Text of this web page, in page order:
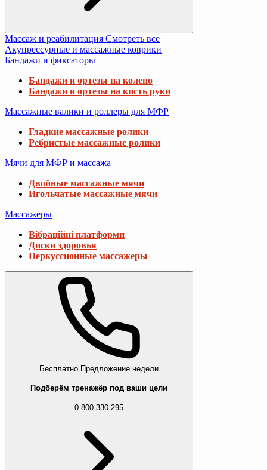
Массаж и реабилитация Смотреть все
Акупрессурные и массажные коврики
Бандажи и фиксаторы
Бандажи и ортезы на колено
Бандажи и ортезы на кисть руки
Массажные валики и роллеры для МФР
Гладкие массажные ролики
Ребристые массажные ролики
Мячи для МФР и массажа
Двойные массажные мячи
Игольчатые массажные мячи
Массажеры
Вібраційні платформи
Диски здоровья
Перкуссионные массажеры
Бесплатно Предложение недели
Подберём тренажёр под ваши цели
0 800 330 295